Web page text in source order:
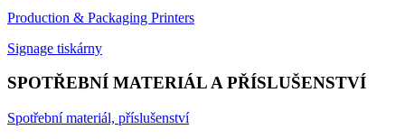
Production & Packaging Printers
Signage tiskárny
SPOTŘEBNÍ MATERIÁL A PŘÍSLUŠENSTVÍ
Spotřební materiál, příslušenství